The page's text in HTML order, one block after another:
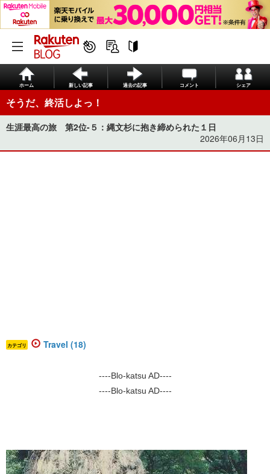
ホーム 新しい記事 過去の記事 コメント シェア
そうだ、終活しよっ！
生涯最高の旅 第2位-５：縄文杉に抱き締められた１日
2026年06月13日
カテゴリ Travel (18)
----Blo-katsu AD----
----Blo-katsu AD----